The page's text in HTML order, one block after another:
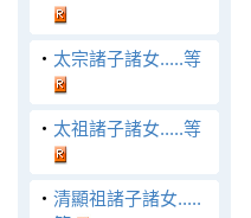
‧ 太宗諸子諸女.....等
‧ 太祖諸子諸女.....等
‧ 清顯祖諸子諸女.....